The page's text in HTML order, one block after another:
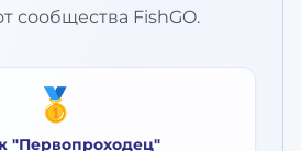
сообщества FishGO.
🥇
"Первопроходец"